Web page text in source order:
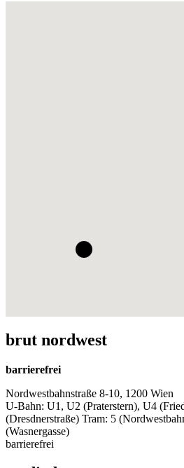
brut nordwest
barrierefrei
Nordwestbahnstraße 8-10, 1200 Wien
U-Bahn: U1, U2 (Praterstern), U4
(Dresdnerstraße) Tram: 5
(Wasnergasse)
barrierefrei